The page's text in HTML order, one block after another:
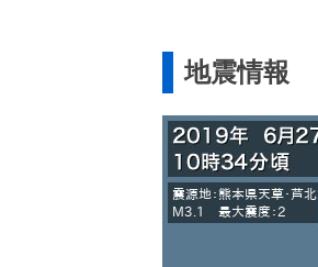
地震情報